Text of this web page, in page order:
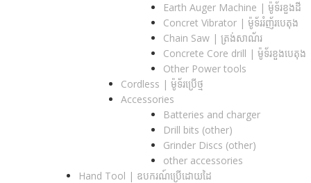
Earth Auger Machine | ម៉ូទ័រខួងដី
Concret Vibrator | ម៉ូទ័ររំញ័របេតុង
Chain Saw | ត្រង់សាណ័រ
Concrete Core drill | ម៉ូទ័រខួងបេតុង
Other Power tools
Cordless​ | ម៉ូទ័រប្រើថ្ម
Accessories
Batteries and charger
Drill bits (other)
Grinder Discs (other)
other accessories
Hand Tool | ឧបករណ៍ប្រើដោយដៃ